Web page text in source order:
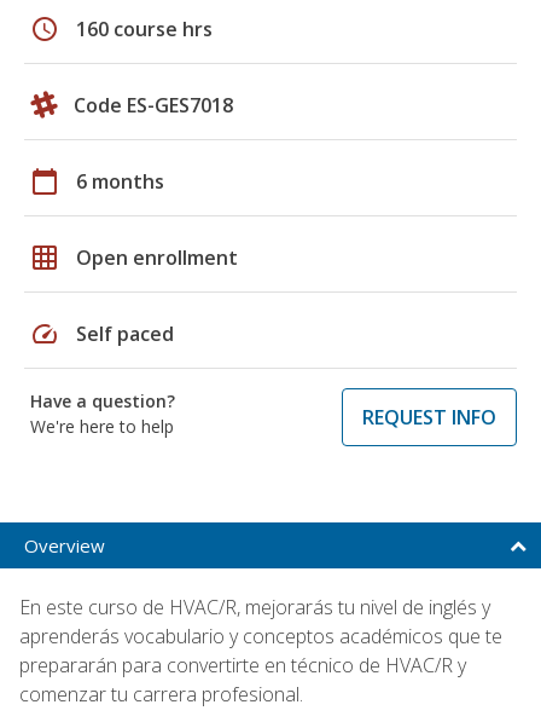
schedule 160 course hrs
Code ES-GES7018
calendar_today 6 months
grid_on Open enrollment
speed Self paced
Have a question?
We're here to help
REQUEST INFO
Overview
En este curso de HVAC/R, mejorarás tu nivel de inglés y
aprenderás vocabulario y conceptos académicos que te
prepararán para convertirte en técnico de HVAC/R y
comenzar tu carrera profesional.